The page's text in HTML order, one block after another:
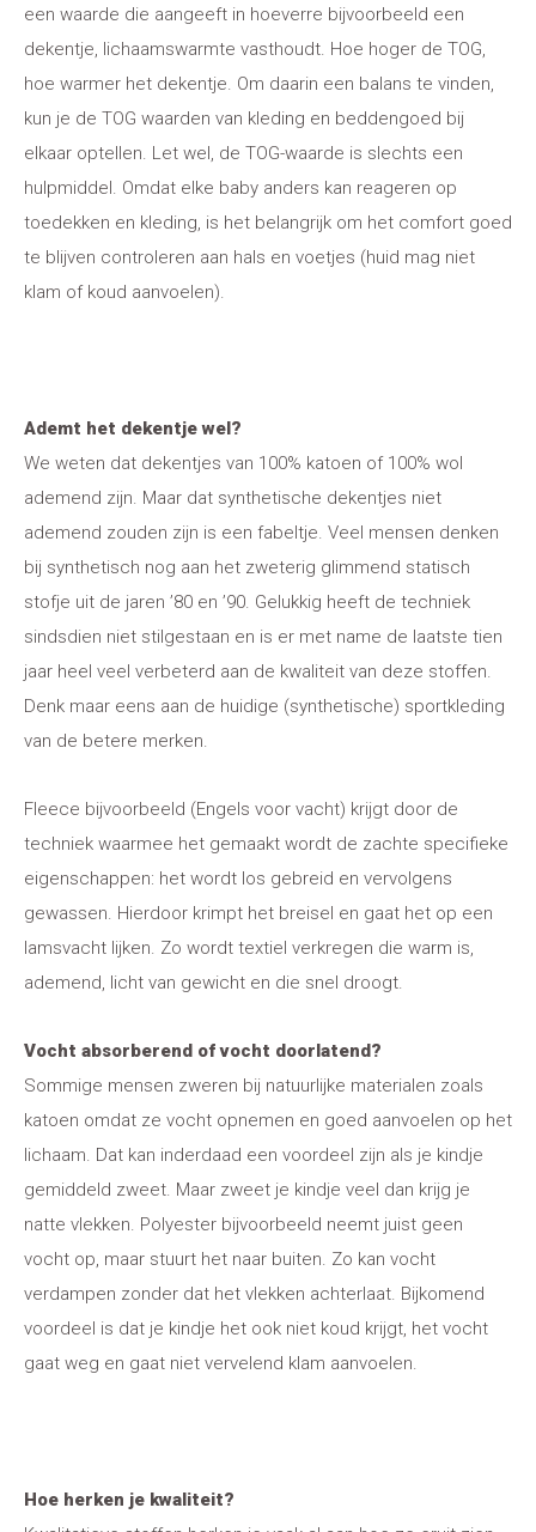
een waarde die aangeeft in hoeverre bijvoorbeeld een
dekentje, lichaamswarmte vasthoudt. Hoe hoger de TOG,
hoe warmer het dekentje. Om daarin een balans te vinden,
kun je de TOG waarden van kleding en beddengoed bij
elkaar optellen. Let wel, de TOG-waarde is slechts een
hulpmiddel. Omdat elke baby anders kan reageren op
toedekken en kleding, is het belangrijk om het comfort goed
te blijven controleren aan hals en voetjes (huid mag niet
klam of koud aanvoelen).
Ademt het dekentje wel?
We weten dat dekentjes van 100% katoen of 100% wol
ademend zijn. Maar dat synthetische dekentjes niet
ademend zouden zijn is een fabeltje. Veel mensen denken
bij synthetisch nog aan het zweterig glimmend statisch
stofje uit de jaren ’80 en ’90. Gelukkig heeft de techniek
sindsdien niet stilgestaan en is er met name de laatste tien
jaar heel veel verbeterd aan de kwaliteit van deze stoffen.
Denk maar eens aan de huidige (synthetische) sportkleding
van de betere merken.
Fleece bijvoorbeeld (Engels voor vacht) krijgt door de
techniek waarmee het gemaakt wordt de zachte specifieke
eigenschappen: het wordt los gebreid en vervolgens
gewassen. Hierdoor krimpt het breisel en gaat het op een
lamsvacht lijken. Zo wordt textiel verkregen die warm is,
ademend, licht van gewicht en die snel droogt.
Vocht absorberend of vocht doorlatend?
Sommige mensen zweren bij natuurlijke materialen zoals
katoen omdat ze vocht opnemen en goed aanvoelen op het
lichaam. Dat kan inderdaad een voordeel zijn als je kindje
gemiddeld zweet. Maar zweet je kindje veel dan krijg je
natte vlekken. Polyester bijvoorbeeld neemt juist geen
vocht op, maar stuurt het naar buiten. Zo kan vocht
verdampen zonder dat het vlekken achterlaat. Bijkomend
voordeel is dat je kindje het ook niet koud krijgt, het vocht
gaat weg en gaat niet vervelend klam aanvoelen.
Hoe herken je kwaliteit?